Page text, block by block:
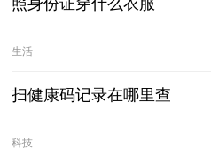
生活
扫健康码记录在哪里查
科技